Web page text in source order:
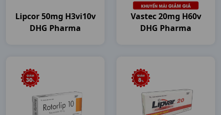
Lipcor 50mg H3vi10v
DHG Pharma
Vastec 20mg H60v
DHG Pharma